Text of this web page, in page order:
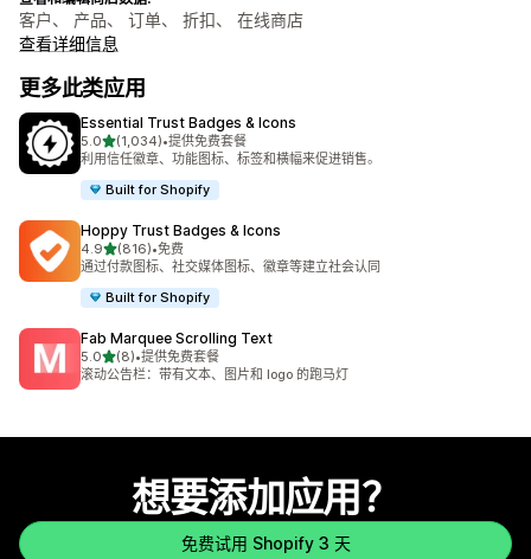
客户、 产品、 订单、 折扣、 在线商店
查看详细信息
更多此类应用
Essential Trust Badges & Icons
5.0星（满分 5 星）
(1,034)
总共 1034 条评论
•提供免费套餐
利用信任徽章、功能图标、标签和横幅来促进销售。
Built for Shopify
Hoppy Trust Badges & Icons
4.9星（满分 5 星）
(816)
总共 816 条评论
•免费
通过付款图标、社交媒体图标、徽章等建立社会认同
Built for Shopify
Fab Marquee Scrolling Text
5.0星（满分 5 星）
(8)
总共 8 条评论
•提供免费套餐
滚动公告栏：带有文本、图片和 logo 的跑马灯
想要添加应用？
免费试用 Shopify 3 天